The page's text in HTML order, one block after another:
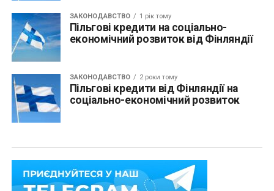
ЗАКОНОДАВСТВО 1 рік тому
Пільгові кредити на соціально-
економічний розвиток від Фінляндії
ЗАКОНОДАВСТВО 2 роки тому
Пільгові кредити від Фінляндії на
соціально-економічний розвиток